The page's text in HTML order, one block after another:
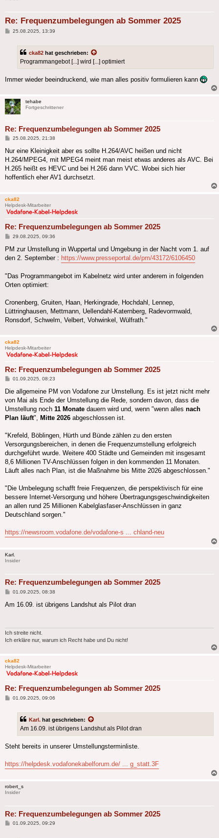
Re: Frequenzumbelegungen ab Sommer 2025
Beitrag
25.08.2025, 13:39
cka82 hat geschrieben:
Programmangebot [...] wird [...] optimiert
Immer wieder beeindruckend, wie man alles positiv formulieren kann
tehabe
Fortgeschrittener
Re: Frequenzumbelegungen ab Sommer 2025
Beitrag
25.08.2025, 21:38
Nur eine Kleinigkeit aber es sollte H.264/AVC heißen und nicht
H.264/MPEG4, mit MPEG4 meint man meist etwas anderes als AVC. Bei
H.265 heißt es HEVC und bei H.266 dann VVC. Wobei sich hier
hoffentlich eher AV1 durchsetzt.
cka82
Helpdesk-Mitarbeiter
Re: Frequenzumbelegungen ab Sommer 2025
Beitrag
29.08.2025, 09:36
PM zur Umstellung in Wuppertal und Umgebung in der Nacht vom 1. auf
den 2. September : https://www.presseportal.de/pm/43172/6106450
"Das Programmangebot im Kabelnetz wird unter anderem in folgenden
Orten optimiert:
Cronenberg, Gruiten, Haan, Herkingrade, Hochdahl, Lennep,
Lüttringhausen, Mettmann, Uellendahl-Katernberg, Radevormwald,
Ronsdorf, Schwelm, Velbert, Vohwinkel, Wülfrath."
cka82
Helpdesk-Mitarbeiter
Re: Frequenzumbelegungen ab Sommer 2025
Beitrag
01.09.2025, 08:23
Die allgemeine PM von Vodafone zur Umstellung. Es ist jetzt nicht mehr
von Mai als Ende der Umstellung die Rede, sondern davon, dass die
Umstellung noch 11 Monate dauern wird und, wenn "wenn alles nach
Plan läuft", Mitte 2026 abgeschlossen ist.
"Krefeld, Böblingen, Hürth und Bünde zählen zu den ersten
Versorgungsbereichen, in denen die Frequenzumstellung erfolgreich
durchgeführt wurde. Weitere 400 Städte und Gemeinden mit insgesamt
8,6 Millionen TV-Anschlüssen folgen in den kommenden 11 Monaten.
Läuft alles nach Plan, ist die Maßnahme bis Mitte 2026 abgeschlossen."
"Die Umbelegung schafft freie Frequenzen, die perspektivisch für eine
bessere Internet-Versorgung und höhere Übertragungsgeschwindigkeiten
an allen rund 25 Millionen Kabelglasfaser-Anschlüssen in ganz
Deutschland sorgen."
https://newsroom.vodafone.de/vodafone-s ... chland-neu
Karl.
Insider
Re: Frequenzumbelegungen ab Sommer 2025
Beitrag
01.09.2025, 08:38
Am 16.09. ist übrigens Landshut als Pilot dran
Ich streite nicht.
Ich erkläre nur, warum ich Recht habe und Du nicht!
cka82
Helpdesk-Mitarbeiter
Re: Frequenzumbelegungen ab Sommer 2025
Beitrag
01.09.2025, 09:06
Karl. hat geschrieben:
Am 16.09. ist übrigens Landshut als Pilot dran
Steht bereits in unserer Umstellungsterminliste.
https://helpdesk.vodafonekabelforum.de/ ... g_statt.3F
robert_s
Insider
Re: Frequenzumbelegungen ab Sommer 2025
Beitrag
01.09.2025, 09:29